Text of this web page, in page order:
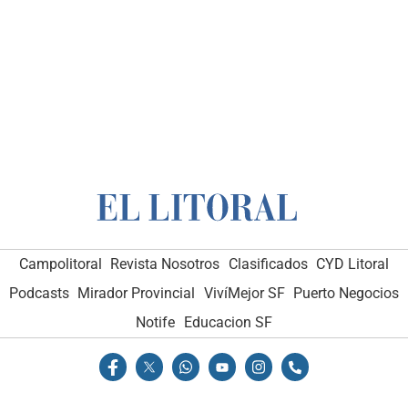
Campolitoral Revista Nosotros Clasificados CYD Litoral
Podcasts Mirador Provincial VivíMejor SF Puerto Negocios
Notife
Educacion SF